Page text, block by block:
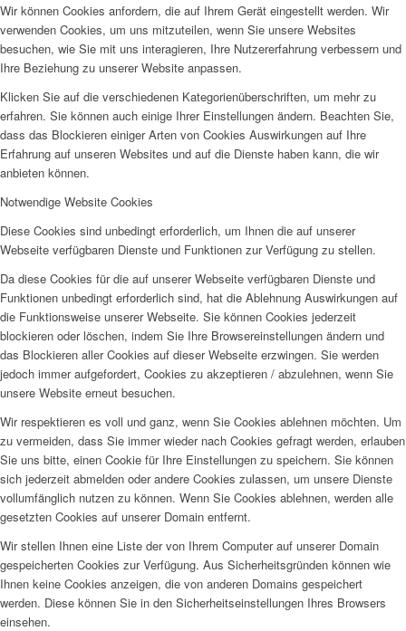
Wir können Cookies anfordern, die auf Ihrem Gerät eingestellt werden. Wir
verwenden Cookies, um uns mitzuteilen, wenn Sie unsere Websites
besuchen, wie Sie mit uns interagieren, Ihre Nutzererfahrung verbessern und
Ihre Beziehung zu unserer Website anpassen.
Klicken Sie auf die verschiedenen Kategorienüberschriften, um mehr zu
erfahren. Sie können auch einige Ihrer Einstellungen ändern. Beachten Sie,
dass das Blockieren einiger Arten von Cookies Auswirkungen auf Ihre
Erfahrung auf unseren Websites und auf die Dienste haben kann, die wir
anbieten können.
Notwendige Website Cookies
Diese Cookies sind unbedingt erforderlich, um Ihnen die auf unserer
Webseite verfügbaren Dienste und Funktionen zur Verfügung zu stellen.
Da diese Cookies für die auf unserer Webseite verfügbaren Dienste und
Funktionen unbedingt erforderlich sind, hat die Ablehnung Auswirkungen auf
die Funktionsweise unserer Webseite. Sie können Cookies jederzeit
blockieren oder löschen, indem Sie Ihre Browsereinstellungen ändern und
das Blockieren aller Cookies auf dieser Webseite erzwingen. Sie werden
jedoch immer aufgefordert, Cookies zu akzeptieren / abzulehnen, wenn Sie
unsere Website erneut besuchen.
Wir respektieren es voll und ganz, wenn Sie Cookies ablehnen möchten. Um
zu vermeiden, dass Sie immer wieder nach Cookies gefragt werden, erlauben
Sie uns bitte, einen Cookie für Ihre Einstellungen zu speichern. Sie können
sich jederzeit abmelden oder andere Cookies zulassen, um unsere Dienste
vollumfänglich nutzen zu können. Wenn Sie Cookies ablehnen, werden alle
gesetzten Cookies auf unserer Domain entfernt.
Wir stellen Ihnen eine Liste der von Ihrem Computer auf unserer Domain
gespeicherten Cookies zur Verfügung. Aus Sicherheitsgründen können wie
Ihnen keine Cookies anzeigen, die von anderen Domains gespeichert
werden. Diese können Sie in den Sicherheitseinstellungen Ihres Browsers
einsehen.